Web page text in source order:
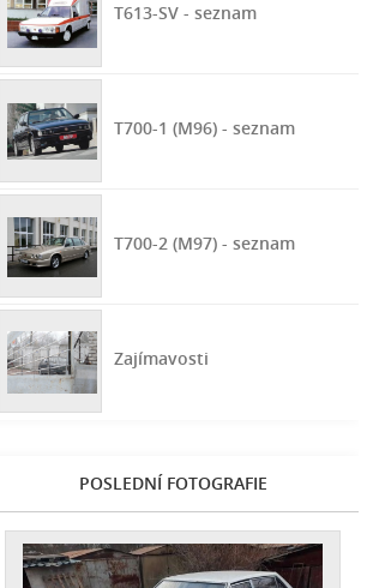
T613-SV - seznam
T700-1 (M96) - seznam
T700-2 (M97) - seznam
Zajímavosti
POSLEDNÍ FOTOGRAFIE